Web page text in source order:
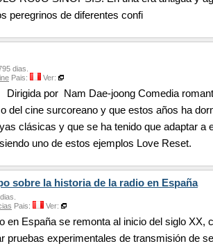
peregrinos de diferentes confi
dias.
Pais: Ver:
Dirigida por Nam Dae-joong Comedia
del cine surcoreano y que estos años ha
clásicas y que se ha tenido que adaptar a
uno de estos ejemplos Love Reset.
sobre la historia de la radio en España
Pais: Ver:
en España se remonta al inicio del siglo XX,
pruebas experimentales de transmisión de